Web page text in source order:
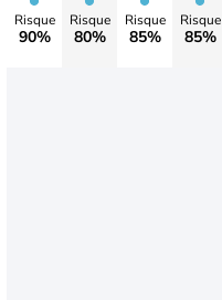
Risque
90%
Risque
80%
Risque
85%
Risque
85%